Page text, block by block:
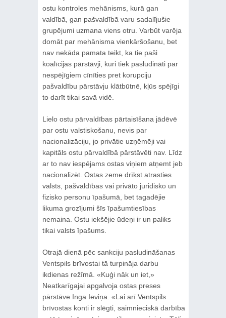
ostu kontroles mehānisms, kurā gan
valdībā, gan pašvaldībā varu sadalījušie
grupējumi uzmana viens otru. Varbūt varēja
domāt par mehānisma vienkāršošanu, bet
nav nekāda pamata teikt, ka tie paši
koalīcijas pārstāvji, kuri tiek pasludināti par
nespējīgiem cīnīties pret korupciju
pašvaldību pārstāvju klātbūtnē, kļūs spējīgi
to darīt tikai savā vidē.
Lielo ostu pārvaldības pārtaisīšana jādēvē
par ostu valstiskošanu, nevis par
nacionalizāciju, jo privātie uzņēmēji vai
kapitāls ostu pārvaldībā pārstāvēti nav. Līdz
ar to nav iespējams ostas viņiem atņemt jeb
nacionalizēt. Ostas zeme drīkst atrasties
valsts, pašvaldības vai privāto juridisko un
fizisko personu īpašumā, bet tagadējie
likuma grozījumi šīs īpašumtiesības
nemaina. Ostu iekšējie ūdeņi ir un paliks
tikai valsts īpašums.
Otrajā dienā pēc sankciju pasludināšanas
Ventspils brīvostai tā turpināja darbu
ikdienas režīmā. «Kuģi nāk un iet,»
Neatkarīgajai apgalvoja ostas preses
pārstāve Inga Ieviņa. «Lai arī Ventspils
brīvostas konti ir slēgti, saimnieciskā darbība